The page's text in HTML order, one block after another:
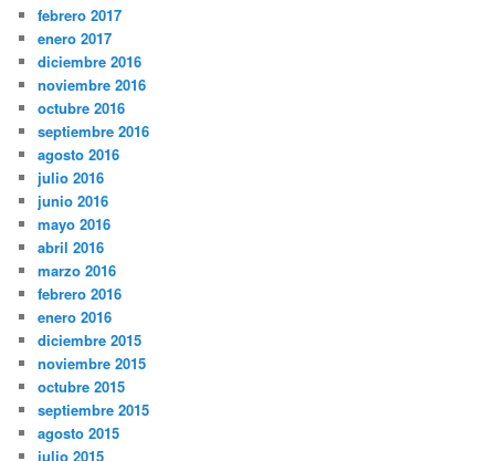
febrero 2017
enero 2017
diciembre 2016
noviembre 2016
octubre 2016
septiembre 2016
agosto 2016
julio 2016
junio 2016
mayo 2016
abril 2016
marzo 2016
febrero 2016
enero 2016
diciembre 2015
noviembre 2015
octubre 2015
septiembre 2015
agosto 2015
julio 2015